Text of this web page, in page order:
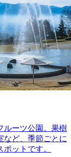
ルーツ公園。果樹
など、季節ごとに
ットです。